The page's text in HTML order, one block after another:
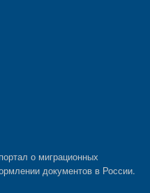
о миграционных
документов в России.